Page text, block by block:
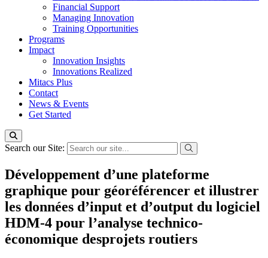
Financial Support
Managing Innovation
Training Opportunities
Programs
Impact
Innovation Insights
Innovations Realized
Mitacs Plus
Contact
News & Events
Get Started
Search our Site:
Développement d’une plateforme
graphique pour géoréférencer et illustrer
les données d’input et d’output du logiciel
HDM-4 pour l’analyse technico-
économique desprojets routiers